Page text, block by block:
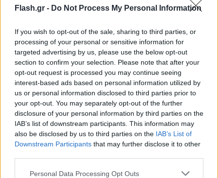
Flash.gr - Do Not Process My Personal Information
If you wish to opt-out of the sale, sharing to third parties, or
processing of your personal or sensitive information for
targeted advertising by us, please use the below opt-out
section to confirm your selection. Please note that after your
opt-out request is processed you may continue seeing
interest-based ads based on personal information utilized by
us or personal information disclosed to third parties prior to
your opt-out. You may separately opt-out of the further
disclosure of your personal information by third parties on the
IAB’s list of downstream participants. This information may
also be disclosed by us to third parties on the IAB’s List of
Downstream Participants that may further disclose it to other
Please note that this website/app uses one or more Google
Personal Data Processing Opt Outs
τους ανεμιστήρες οροφής.
χώρους σε κάθε δωμάτιο του σπιτιού:
κάτω από ανθεκτικά γραφεία ή τραπέζια.
μακριά από γυάλινες επιφάνειες και
βιβλιοθήκες.
μακριά από εξωτερικούς τοίχους.
Ελέγξτε τη σωστή λειτουργία του δικτύου
παροχής ηλεκτρικού ρεύματος και φυσικού
αερίου.
Ενημερώστε τα μέλη της οικογένειας για το
πώς κλείνουν οι γενικοί διακόπτες
ηλεκτρικού, νερού και φυσικού αερίου και